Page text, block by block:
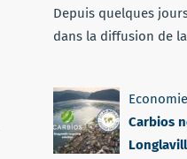
Depuis quelques
dans la diffusion de
Economie
Carbios